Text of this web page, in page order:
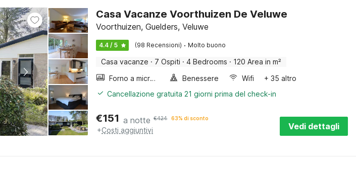
Casa Vacanze Voorthuizen De Veluwe
Voorthuizen, Guelders, Veluwe
4.4 / 5 (98 Recensioni) · Molto buono
Casa vacanze · 7 Ospiti · 4 Bedrooms · 120 Area in m²
Forno a microonde combinato
Benessere Wifi
+ 35 altro
Cancellazione gratuita 21 giorni prima del check-in
€151 a notte €424 63% di sconto
+Costi aggiuntivi Vedi dettagli